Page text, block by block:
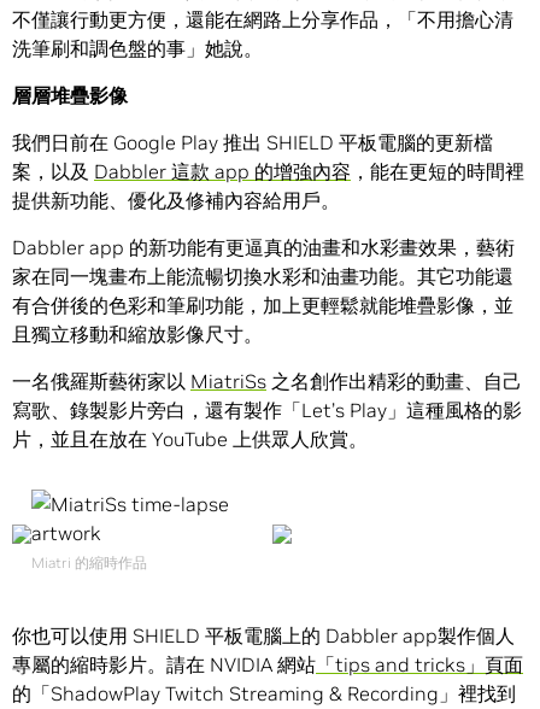
不僅讓行動更方便，還能在網路上分享作品，「不用擔心清
洗筆刷和調色盤的事」她說。
層層堆疊影像
我們日前在 Google Play 推出 SHIELD 平板電腦的更新檔
案，以及 Dabbler 這款 app 的增強內容 ，能在更短的時間裡
提供新功能、優化及修補內容給用戶。
Dabbler app 的新功能有更逼真的油畫和水彩畫效果，藝術
家在同一塊畫布上能流暢切換水彩和油畫功能。其它功能還
有合併後的色彩和筆刷功能，加上更輕鬆就能堆疊影像，並
且獨立移動和縮放影像尺寸。
一名俄羅斯藝術家以 MiatriSs 之名創作出精彩的動畫、自己
寫歌、錄製影片旁白，還有製作「Let’s Play」這種風格的影
片，並且在放在 YouTube 上供眾人欣賞。
Miatri 的縮時作品
你也可以使用 SHIELD 平板電腦上的 Dabbler app製作個人
專屬的縮時影片。請在 NVIDIA 網站 「tips and tricks」頁面
的「ShadowPlay Twitch Streaming & Recording」裡找到